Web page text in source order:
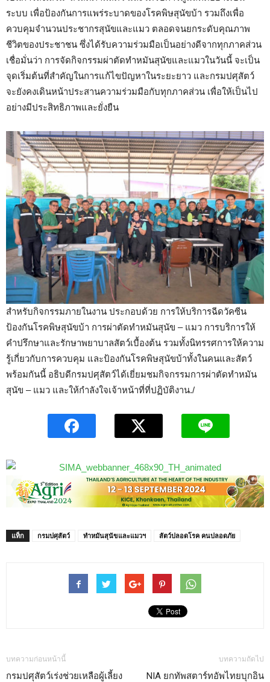
ระบบ เพื่อป้องกันการแพร่ระบาดของโรคพิษสุนัขบ้า รวมถึงเพื่อ
ควบคุมจำนวนประชากรสุนัขและแมว ตลอดจนยกระดับคุณภาพ
ชีวิตของประชาชน ซึ่งได้รับความร่วมมือเป็นอย่างดีจากทุกภาคส่วน
เชื่อมั่นว่า การจัดกิจกรรมผ่าตัดทำหมันสุนัขและแมวในวันนี้ จะเป็น
จุดเริ่มต้นที่สำคัญในการแก้ไขปัญหาในระยะยาว และกรมปศุสัตว์
จะยังคงเดินหน้าประสานความร่วมมือกับทุกภาคส่วน เพื่อให้เป็นไป
อย่างมีประสิทธิภาพและยั่งยืน
สำหรับกิจกรรมภายในงาน ประกอบด้วย การให้บริการฉีดวัคซีน
ป้องกันโรคพิษสุนัขบ้า การผ่าตัดทำหมันสุนัข – แมว การบริการให้
คำปรึกษาและรักษาพยาบาลสัตว์เบื้องต้น รวมทั้งนิทรรศการให้ความ
รู้เกี่ยวกับการควบคุม และป้องกันโรคพิษสุนัขบ้าทั้งในคนและสัตว์
พร้อมกันนี้ อธิบดีกรมปศุสัตว์ได้เยี่ยมชมกิจกรรมการผ่าตัดทำหมัน
สุนัข – แมว และให้กำลังใจเจ้าหน้าที่ที่ปฏิบัติงาน./
แท็ก กรมปศุสัตว์ ทำหมันสุนัขและแมวฯ สัตว์ปลอดโรค คนปลอดภัย
บทความก่อนหน้านี้
กรมปศุสัตว์เร่งช่วยเหลือผู้เลี้ยง
บทความถัดไป
NIA ยกทัพสตาร์ทอัพไทยบุกอิน